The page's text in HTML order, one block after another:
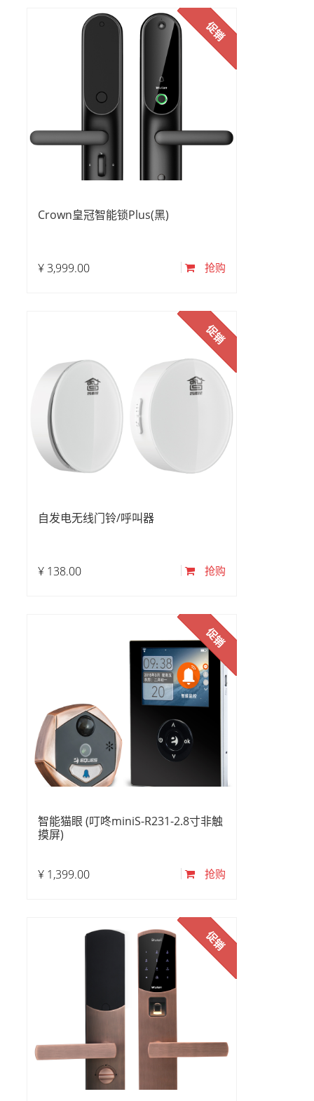
促销
Crown皇冠智能锁Plus(黑)
¥3,999.00 抢购
促销
自发电无线门铃/呼叫器
¥ 138.00 抢购
促销
智能猫眼 (叮咚miniS-R231-2.8寸非触
摸屏)
¥ 1,399.00 抢购
促销